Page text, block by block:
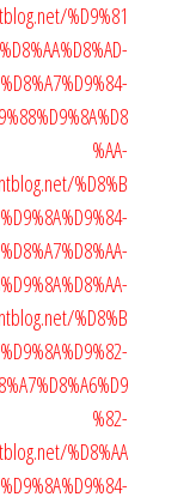
%D9%81
%D8%AA%D8%AD-
%AA-
%D8%B
%D8%B
%82-
%D8%AA